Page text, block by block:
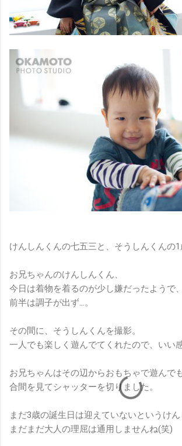
けんしんくんの七五三と、そうしんくんの1
お兄ちゃんのけんしんくん、
今日は着物を着るのが少し嫌だったようで、
前半は調子が出ず…。
その間に、そうしんくんを撮影。
一人でも楽しく遊んでてくれたので、いい
お兄ちゃんはその辺からおもちゃで遊んで
合間を見てシャッターを切りました。
まだ3歳の誕生日は迎えていないというけん
まだまだ大人の理屈は通用しませんね(笑)